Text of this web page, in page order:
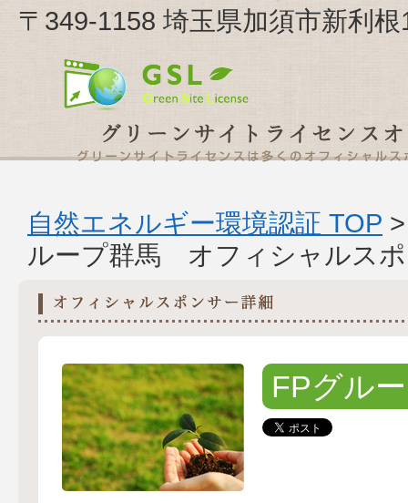
〒349-1158 埼玉県加須市新利
自然エネルギー環境認証 TOP
ループ群馬 オフィシャルス
FPグル